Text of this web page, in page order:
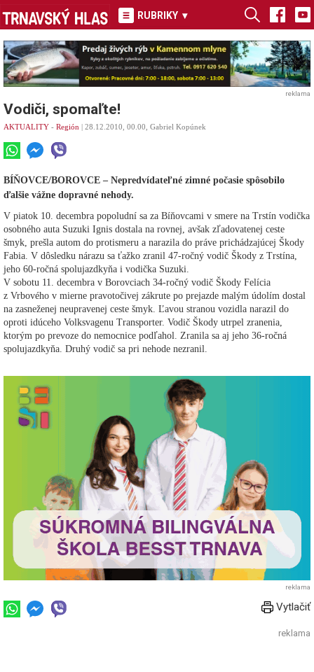
RUBRIKY ▾
reklama
Vodiči, spomaľte!
AKTUALITY - Región | 28.12.2010, 00.00, Gabriel Kopúnek
BÍŇOVCE/BOROVCE – Nepredvídateľné zimné počasie spôsobilo
ďalšie vážne dopravné nehody.
V piatok 10. decembra popoludní sa za Bíňovcami v smere na Trstín vodička
osobného auta Suzuki Ignis dostala na rovnej, avšak zľadovatenej ceste
šmyk, prešla autom do protismeru a narazila do práve prichádzajúcej Škody
Fabia. V dôsledku nárazu sa ťažko zranil 47-ročný vodič Škody z Trstína,
jeho 60-ročná spolujazdkyňa i vodička Suzuki.
V sobotu 11. decembra v Borovciach 34-ročný vodič Škody Felícia
z Vrbového v mierne pravotočivej zákrute po prejazde malým údolím dostal
na zasneženej neupravenej ceste šmyk. Ľavou stranou vozidla narazil do
oproti idúceho Volksvagenu Transporter. Vodič Škody utrpel zranenia,
ktorým po prevoze do nemocnice podľahol. Zranila sa aj jeho 36-ročná
spolujazdkyňa. Druhý vodič sa pri nehode nezranil.
reklama
Vytlačiť
reklama